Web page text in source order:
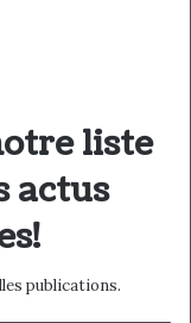
liste
actus
publications.